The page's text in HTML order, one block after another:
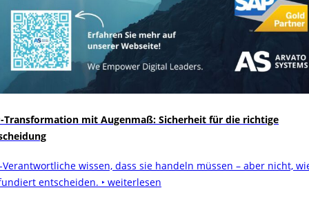
Transformation mit Augenmaß: Sicherheit für die richtige
Verantwortliche wissen, dass sie handeln müssen – aber nicht,
entscheiden. ‣ weiterlesen